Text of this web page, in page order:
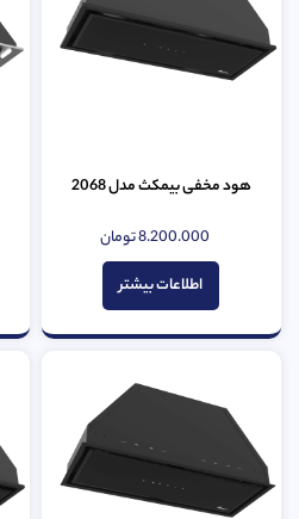
هود مخفی بیمکث مدل 2068
امتیاز
0
از
5
8.200.000تومان
اطلاعات بیشتر